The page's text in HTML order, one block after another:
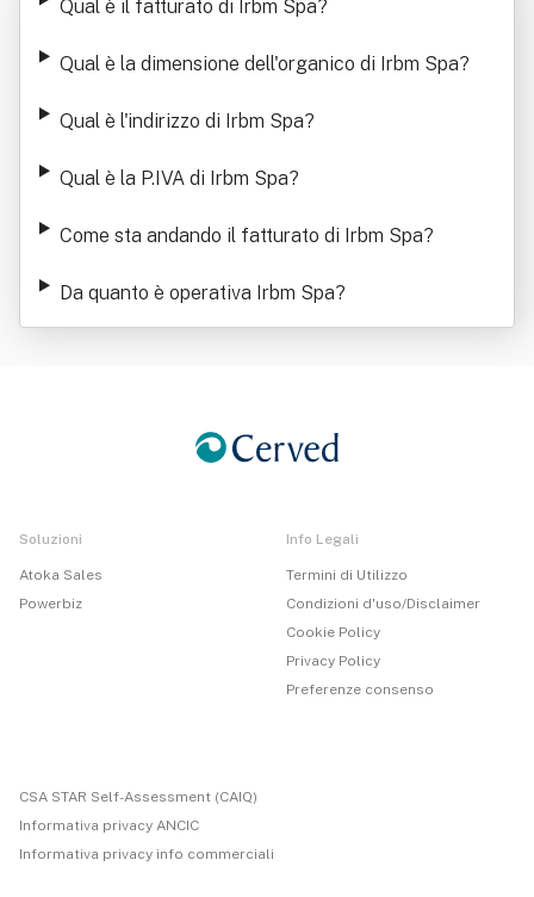
Qual è il fatturato di Irbm Spa?
Qual è la dimensione dell'organico di Irbm Spa?
Qual è l'indirizzo di Irbm Spa?
Qual è la P.IVA di Irbm Spa?
Come sta andando il fatturato di Irbm Spa?
Da quanto è operativa Irbm Spa?
Soluzioni
Atoka Sales
Powerbiz
Info Legali
Termini di Utilizzo
Condizioni d'uso/Disclaimer
Cookie Policy
Privacy Policy
Preferenze consenso
CSA STAR Self-Assessment (CAIQ)
Informativa privacy ANCIC
Informativa privacy info commerciali